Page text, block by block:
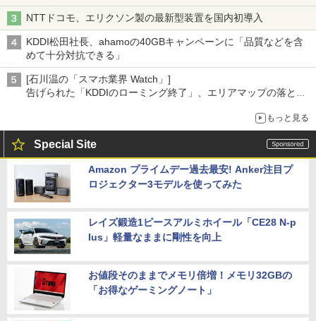
NTTドコモ、エリクソン製の最新型装置を国内初導入
KDDI松田社長、ahamoの40GBキャンペーンに「品質などを含
めて十分対抗できる」
[石川温の「スマホ業界 Watch」]
告げられた「KDDIのローミング終了」、エリアマップの落とし
もっと見る
Special Site
Amazon プライムデー過去最安! Anker注目プ
ロジェクター3モデルを使ってみた
レイズ鍛造1ピースアルミホイール「CE28 N-p
lus」軽量なままに剛性を向上
お値段そのままでメモリ倍増！メモリ32GBの
「お得なゲーミングノート」